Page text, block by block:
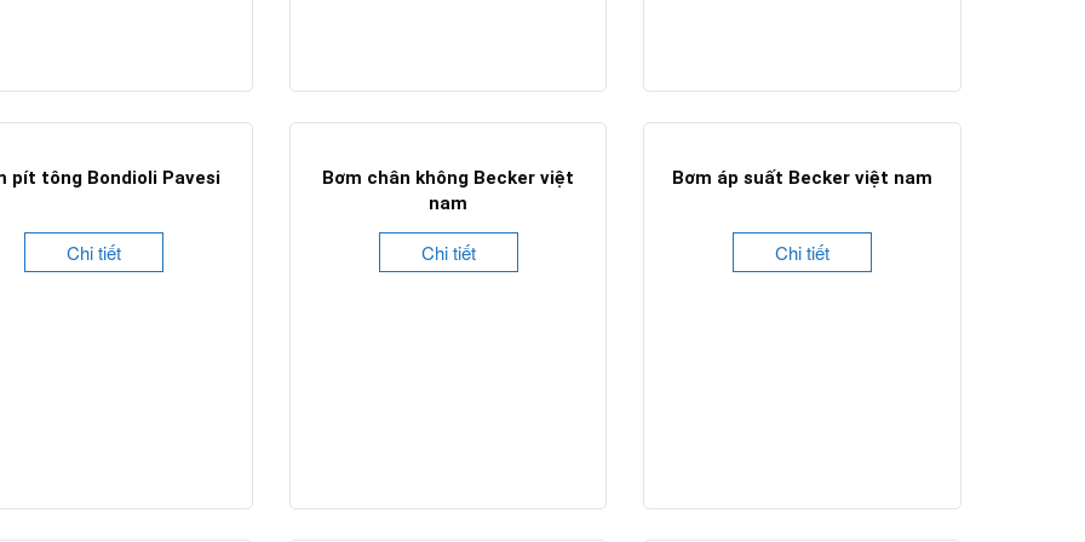
pít tông Bondioli Pavesi
Chi tiết
Bơm chân không Becker việt
nam
Chi tiết
Bơm áp suất Becker việt nam
Chi tiết